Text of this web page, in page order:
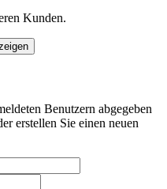
Kunden.
Benutzern abgegeben
erstellen Sie einen neuen